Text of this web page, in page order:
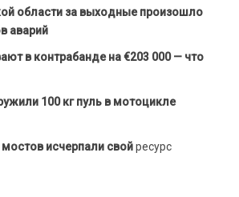
области за выходные произошло
аварий
в контрабанде на €203 000 — что
100 кг пуль в мотоцикле
исчерпали свойресурс